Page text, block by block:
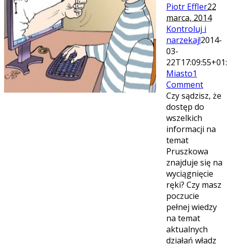
Piotr Effler22
marca, 2014
Kontroluj i
narzekaj!2014-
03-
Miasto1
Comment
Czy sądzisz, że
dostęp do
wszelkich
informacji na
temat
Pruszkowa
znajduje się na
wyciągnięcie
ręki? Czy masz
poczucie
pełnej wiedzy
na temat
aktualnych
działań władz